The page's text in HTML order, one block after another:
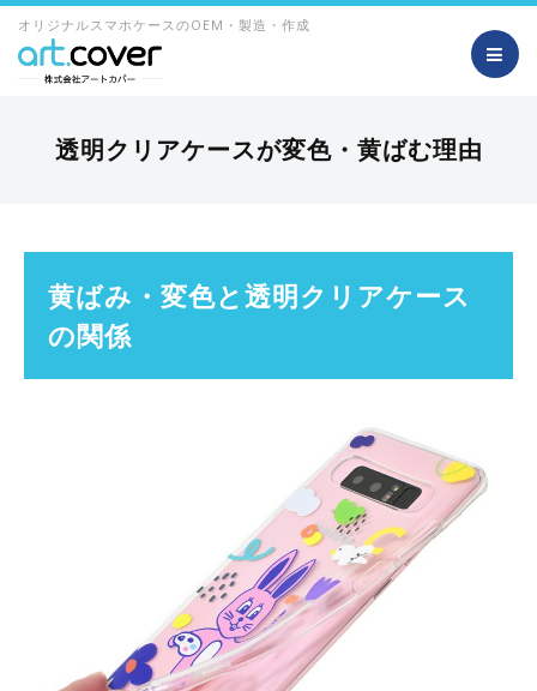
オリジナルスマホケースのOEM・製造・作成
透明クリアケースが変色・黄ばむ理由
黄ばみ・変色と透明クリアケース
の関係